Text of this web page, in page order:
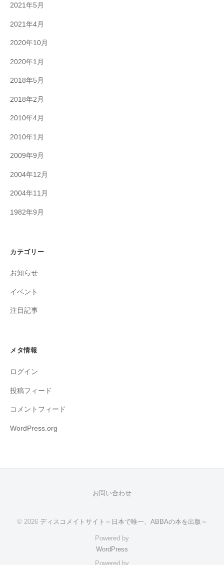
2021年5月
2021年4月
2020年10月
2020年1月
2018年5月
2018年2月
2010年4月
2010年1月
2009年9月
2004年12月
2004年11月
1982年9月
カテゴリー
お知らせ
イベント
注目記事
メタ情報
ログイン
投稿フィード
コメントフィード
WordPress.org
お問い合わせ
© 2026 ディスコメイトサイト～日本で唯一、ABBAの本を出版～
Powered by
WordPress
Powered by